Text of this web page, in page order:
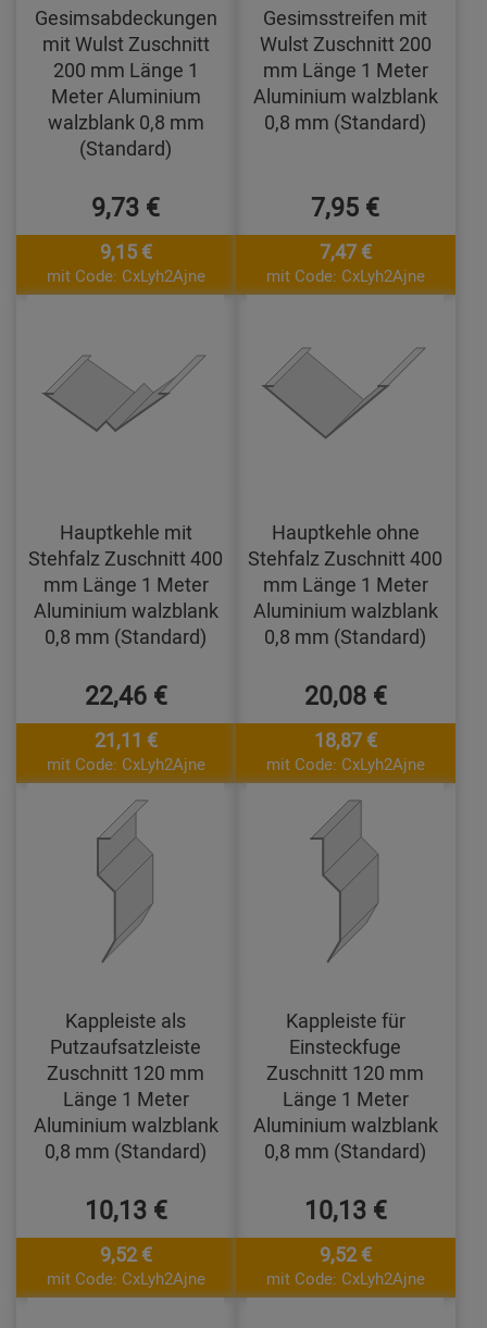
Gesimsabdeckungen
mit Wulst Zuschnitt
200 mm Länge 1
Meter Aluminium
walzblank 0,8 mm
(Standard)
9,73 €
9,15 €
mit Code: CxLyh2Ajne
Gesimsstreifen mit
Wulst Zuschnitt 200
mm Länge 1 Meter
Aluminium walzblank
0,8 mm (Standard)
7,95 €
7,47 €
mit Code: CxLyh2Ajne
Hauptkehle mit
Stehfalz Zuschnitt 400
mm Länge 1 Meter
Aluminium walzblank
0,8 mm (Standard)
22,46 €
21,11 €
mit Code: CxLyh2Ajne
Hauptkehle ohne
Stehfalz Zuschnitt 400
mm Länge 1 Meter
Aluminium walzblank
0,8 mm (Standard)
20,08 €
18,87 €
mit Code: CxLyh2Ajne
Kappleiste als
Putzaufsatzleiste
Zuschnitt 120 mm
Länge 1 Meter
Aluminium walzblank
0,8 mm (Standard)
10,13 €
9,52 €
mit Code: CxLyh2Ajne
Kappleiste für
Einsteckfuge
Zuschnitt 120 mm
Länge 1 Meter
Aluminium walzblank
0,8 mm (Standard)
10,13 €
9,52 €
mit Code: CxLyh2Ajne